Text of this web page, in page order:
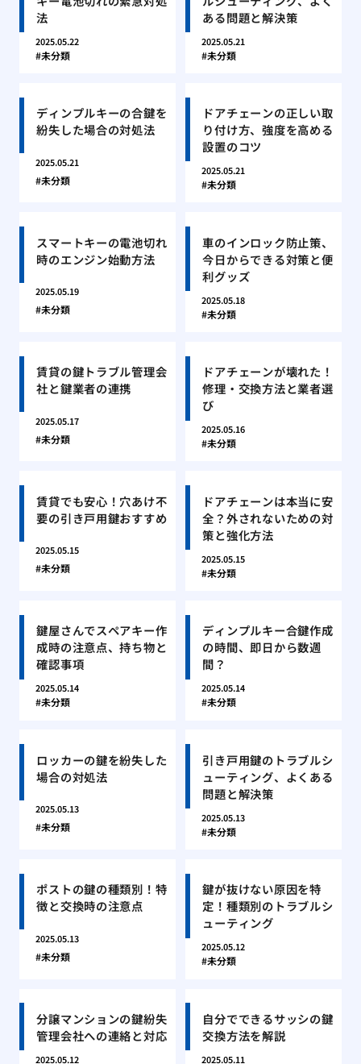
法
2025.05.22
未分類
ある問題と解決策
2025.05.21
未分類
ディンプルキーの合鍵を
紛失した場合の対処法
2025.05.21
未分類
ドアチェーンの正しい取
り付け方、強度を高める
設置のコツ
2025.05.21
未分類
スマートキーの電池切れ
時のエンジン始動方法
2025.05.19
未分類
車のインロック防止策、
今日からできる対策と便
利グッズ
2025.05.18
未分類
賃貸の鍵トラブル管理会
社と鍵業者の連携
2025.05.17
未分類
ドアチェーンが壊れた！
修理・交換方法と業者選
び
2025.05.16
未分類
賃貸でも安心！穴あけ不
要の引き戸用鍵おすすめ
2025.05.15
未分類
ドアチェーンは本当に安
全？外されないための対
策と強化方法
2025.05.15
未分類
鍵屋さんでスペアキー作
成時の注意点、持ち物と
確認事項
2025.05.14
未分類
ディンプルキー合鍵作成
の時間、即日から数週
間？
2025.05.14
未分類
ロッカーの鍵を紛失した
場合の対処法
2025.05.13
未分類
引き戸用鍵のトラブルシ
ューティング、よくある
問題と解決策
2025.05.13
未分類
ポストの鍵の種類別！特
徴と交換時の注意点
2025.05.13
未分類
鍵が抜けない原因を特
定！種類別のトラブルシ
ューティング
2025.05.12
未分類
分譲マンションの鍵紛失
管理会社への連絡と対応
2025.05.12
自分でできるサッシの鍵
交換方法を解説
2025.05.11